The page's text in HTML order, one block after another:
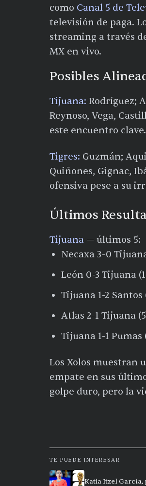
como Canal 5 de
televisión de paga.
streaming a través
MX en vivo.
Posibles
Tijuana: Rodríguez;
Reynoso, Vega,
este encuentro clave.
Tigres: Guzmán;
Quiñones, Gignac,
ofensiva pese a su
Últimos
Tijuana — últimos 5:
Necaxa 3-0
León 0-3 Tijuana
Tijuana 1-2 Santos
Atlas 2-1 Tijuana
Tijuana 1-1
Los Xolos muestran
empate en sus
golpe duro, pero la
TE PUEDE INTERESAR
Katia Itzel